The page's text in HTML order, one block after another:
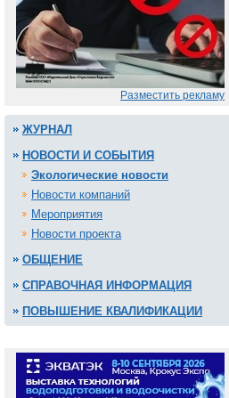
Разместить рекламу
ЖУРНАЛ
НОВОСТИ И СОБЫТИЯ
Экологические новости
Новости компаний
Мероприятия
Новости проекта
ОБЩЕНИЕ
СПРАВОЧНАЯ ИНФОРМАЦИЯ
ПОВЫШЕНИЕ КВАЛИФИКАЦИИ